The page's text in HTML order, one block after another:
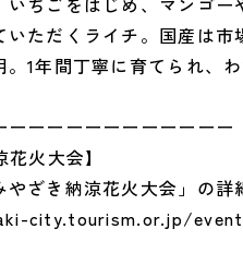
ただくライチ。国産は市
1年間丁寧に育てられ、
ーーーーーーーーーーー
火大会】
ざき納涼花火大会」の詳
city.tourism.or.jp/